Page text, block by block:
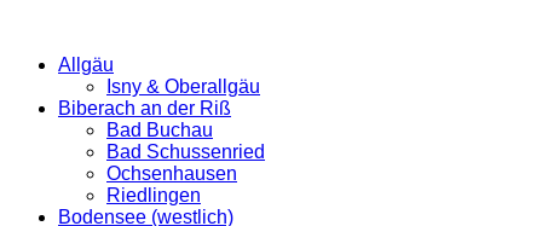
Allgäu
Isny & Oberallgäu
Biberach an der Riß
Bad Buchau
Bad Schussenried
Ochsenhausen
Riedlingen
Bodensee (westlich)